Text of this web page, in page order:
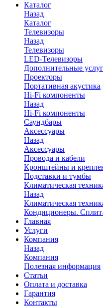
Каталог
Назад
Каталог
Телевизоры
Назад
Телевизоры
LED-Телевизоры
Дополнительные
Проекторы
Портативная акустика
Hi-Fi компоненты
Назад
Hi-Fi компоненты
Саундбары
Аксессуары
Назад
Аксессуары
Провода и кабели
Кронштейны и
Подставки и тумбы
Климатическая
Назад
Климатическая
Кондиционеры.
Главная
Услуги
Компания
Назад
Компания
Полезная информация
Статьи
Оплата и доставка
Гарантия
Контакты